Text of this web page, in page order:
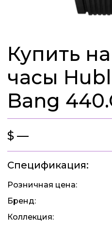
Купить
часы
Bang
$ —
Спецификация:
Розничная цена:
Бренд:
Коллекция: